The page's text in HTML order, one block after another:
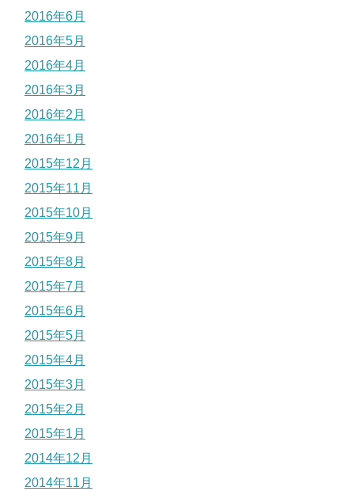
2016年6月
2016年5月
2016年4月
2016年3月
2016年2月
2016年1月
2015年12月
2015年11月
2015年10月
2015年9月
2015年8月
2015年7月
2015年6月
2015年5月
2015年4月
2015年3月
2015年2月
2015年1月
2014年12月
2014年11月